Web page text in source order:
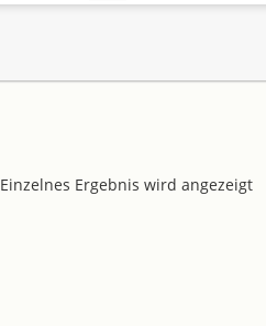
Einzelnes Ergebnis wird angezeigt